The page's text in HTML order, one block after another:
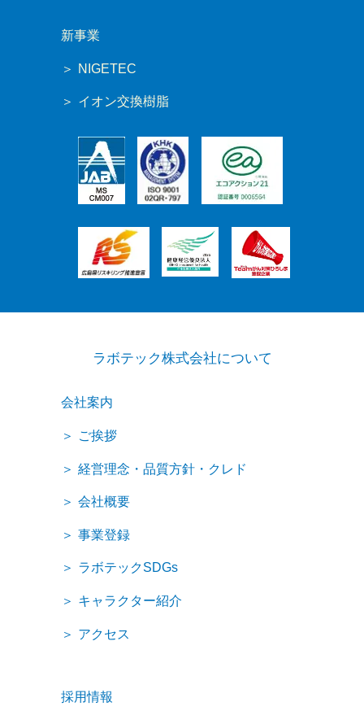
新事業
NIGETEC
イオン交換樹脂
ラボテック株式会社について
会社案内
ご挨拶
経営理念・品質方針・クレド
会社概要
事業登録
ラボテックSDGs
キャラクター紹介
アクセス
採用情報